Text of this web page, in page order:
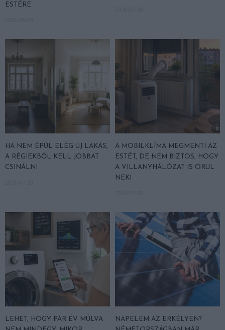
ESTÉRE
HA NEM ÉPÜL ELÉG ÚJ LAKÁS,
A RÉGIEKBŐL KELL JOBBAT
CSINÁLNI
A MOBILKLÍMA MEGMENTI AZ
ESTÉT, DE NEM BIZTOS, HOGY
A VILLANYHÁLÓZAT IS ÖRÜL
NEKI
LEHET, HOGY PÁR ÉV MÚLVA
NAPELEM AZ ERKÉLYEN?